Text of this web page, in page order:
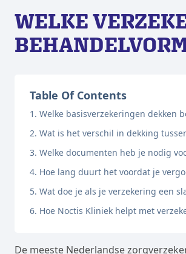
WELKE
Table Of Contents
Welke basisverzekeringen dekken
Wat is het verschil in dekking
Welke documenten heb je nodig
Hoe lang duurt het voordat je
Wat doe je als je verzekering een
Hoe Noctis Kliniek helpt met
De meeste Nederlandse